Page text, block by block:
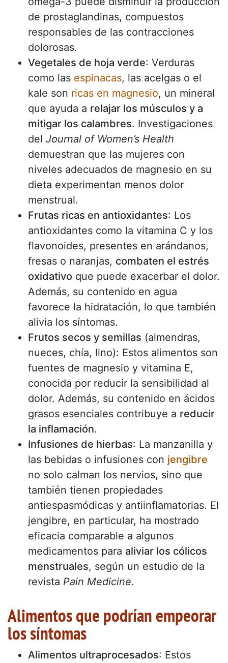
de prostaglandinas, compuestos
responsables de las contracciones
dolorosas.
Vegetales de hoja verde: Verduras
como las espinacas, las acelgas o el
kale son ricas en magnesio, un mineral
que ayuda a relajar los músculos y a
mitigar los calambres. Investigaciones
del Journal of Women’s Health
demuestran que las mujeres con
niveles adecuados de magnesio en su
dieta experimentan menos dolor
menstrual.
Frutas ricas en antioxidantes: Los
antioxidantes como la vitamina C y los
flavonoides, presentes en arándanos,
fresas o naranjas, combaten el estrés
oxidativo que puede exacerbar el dolor.
Además, su contenido en agua
favorece la hidratación, lo que también
alivia los síntomas.
Frutos secos y semillas (almendras,
nueces, chía, lino): Estos alimentos son
fuentes de magnesio y vitamina E,
conocida por reducir la sensibilidad al
dolor. Además, su contenido en ácidos
grasos esenciales contribuye a reducir
la inflamación.
Infusiones de hierbas: La manzanilla y
las bebidas o infusiones con jengibre
no solo calman los nervios, sino que
también tienen propiedades
antiespasmódicas y antiinflamatorias. El
jengibre, en particular, ha mostrado
eficacia comparable a algunos
medicamentos para aliviar los cólicos
menstruales, según un estudio de la
revista Pain Medicine.
Alimentos que podrían empeorar
los síntomas
Alimentos ultraprocesados: Estos